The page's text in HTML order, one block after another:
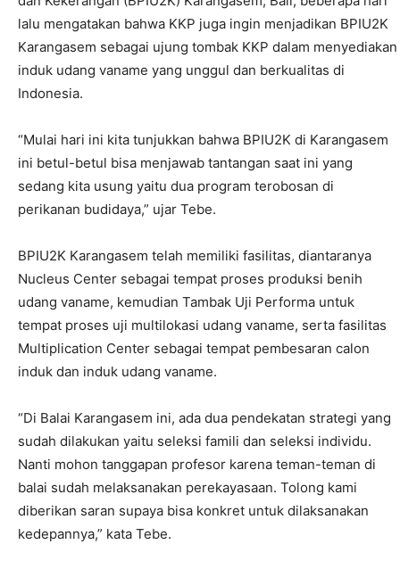
lalu mengatakan bahwa KKP juga ingin menjadikan BPIU2K
Karangasem sebagai ujung tombak KKP dalam menyediakan
induk udang vaname yang unggul dan berkualitas di
Indonesia.
“Mulai hari ini kita tunjukkan bahwa BPIU2K di Karangasem
ini betul-betul bisa menjawab tantangan saat ini yang
sedang kita usung yaitu dua program terobosan di
perikanan budidaya,” ujar Tebe.
BPIU2K Karangasem telah memiliki fasilitas, diantaranya
Nucleus Center sebagai tempat proses produksi benih
udang vaname, kemudian Tambak Uji Performa untuk
tempat proses uji multilokasi udang vaname, serta fasilitas
Multiplication Center sebagai tempat pembesaran calon
induk dan induk udang vaname.
“Di Balai Karangasem ini, ada dua pendekatan strategi yang
sudah dilakukan yaitu seleksi famili dan seleksi individu.
Nanti mohon tanggapan profesor karena teman-teman di
balai sudah melaksanakan perekayasaan. Tolong kami
diberikan saran supaya bisa konkret untuk dilaksanakan
kedepannya,” kata Tebe.